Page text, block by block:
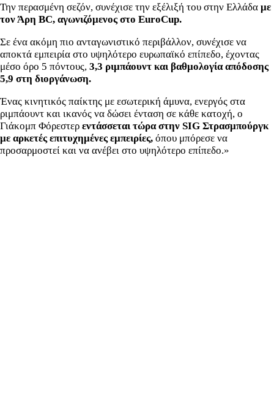
Την περασμένη σεζόν, συνέχισε την εξέλιξή του στην Ελλάδα με
τον Άρη BC, αγωνιζόμενος στο EuroCup.
Σε ένα ακόμη πιο ανταγωνιστικό περιβάλλον, συνέχισε να
αποκτά εμπειρία στο υψηλότερο ευρωπαϊκό επίπεδο, έχοντας
μέσο όρο 5 πόντους, 3,3 ριμπάουντ και βαθμολογία απόδοσης
5,9 στη διοργάνωση.
Ένας κινητικός παίκτης με εσωτερική άμυνα, ενεργός στα
ριμπάουντ και ικανός να δώσει ένταση σε κάθε κατοχή, ο
Γιάκομπ Φόρεστερ εντάσσεται τώρα στην SIG Στρασμπούργκ
με αρκετές επιτυχημένες εμπειρίες, όπου μπόρεσε να
προσαρμοστεί και να ανέβει στο υψηλότερο επίπεδο.»